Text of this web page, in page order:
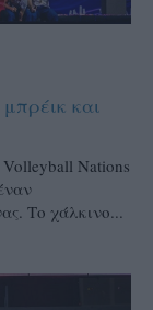
και
Nations
Το χάλκινο...